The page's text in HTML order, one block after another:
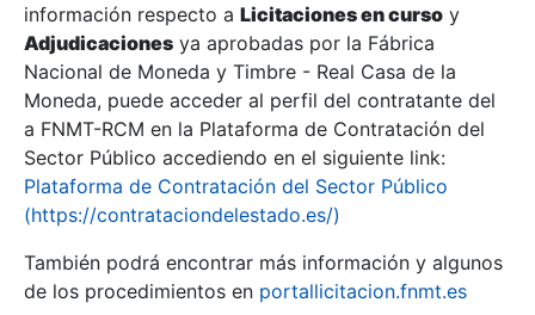
Mostrar/Ocultar
información respecto a Licitaciones en curso y
Adjudicaciones ya aprobadas por la Fábrica
Nacional de Moneda y Timbre - Real Casa de la
Moneda, puede acceder al perfil del contratante del
a FNMT-RCM en la Plataforma de Contratación del
Sector Público accediendo en el siguiente link:
Plataforma de Contratación del Sector Público
(https://contrataciondelestado.es/)
También podrá encontrar más información y algunos
de los procedimientos en portallicitacion.fnmt.es